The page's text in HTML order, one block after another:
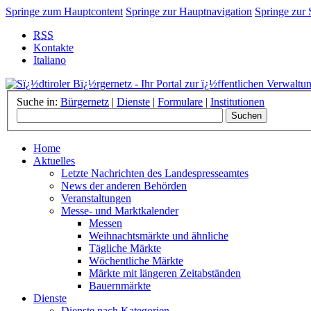
Springe zum Hauptcontent Springe zur Hauptnavigation Springe zur
RSS
Kontakte
Italiano
Suche in: Bürgernetz | Dienste | Formulare | Institutionen
Home
Aktuelles
Letzte Nachrichten des Landespresseamtes
News der anderen Behörden
Veranstaltungen
Messe- und Marktkalender
Messen
Weihnachtsmärkte und ähnliche
Tägliche Märkte
Wöchentliche Märkte
Märkte mit längeren Zeitabständen
Bauernmärkte
Dienste